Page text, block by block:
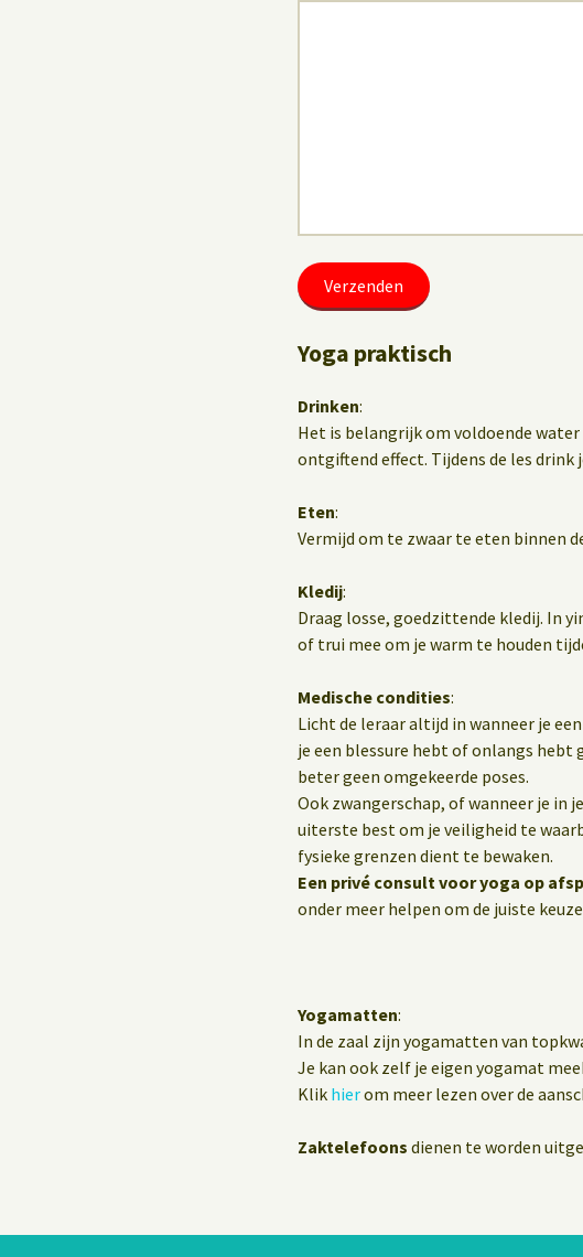
Yoga praktisch
Drinken:
Het is belangrijk om voldoende
ontgiftend effect. Tijdens de les drink
Eten:
Vermijd om te zwaar te eten binnen
Kledij:
Draag losse, goedzittende kledij. In
of trui mee om je warm te houden
Medische condities:
Licht de leraar altijd in wanneer je
je een blessure hebt of onlangs hebt
beter geen omgekeerde poses.
Ook zwangerschap, of wanneer je in
uiterste best om je veiligheid te
fysieke grenzen dient te bewaken.
Een privé consult voor yoga op
onder meer helpen om de juiste
Yogamatten:
In de zaal zijn yogamatten van
Je kan ook zelf je eigen yogamat
Klik hierom meer lezen over de
Zaktelefoons dienen te worden